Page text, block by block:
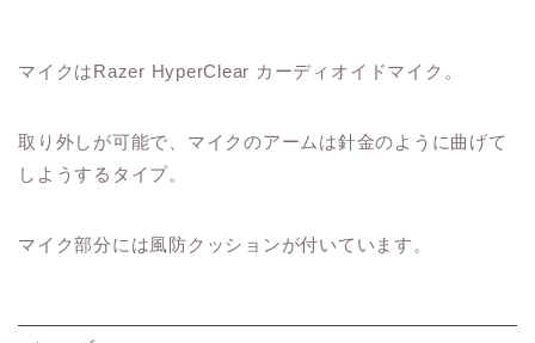
マイクはRazer HyperClear カーディオイドマイク。
取り外しが可能で、マイクのアームは針金のように曲げて
しようするタイプ。
マイク部分には風防クッションが付いています。